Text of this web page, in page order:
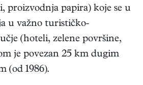
proizvodnja papira) koje se u
u važno turističko-
(hoteli, zelene površine,
je povezan 25 km dugim
(od 1986).